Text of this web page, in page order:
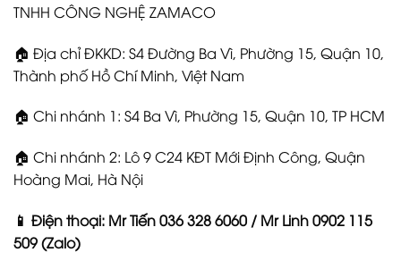
TNHH CÔNG NGHỆ ZAMACO
🏠 Địa chỉ ĐKKD: S4 Đường Ba Vì, Phường 15, Quận 10,
Thành phố Hồ Chí Minh, Việt Nam
🏠 Chi nhánh 1: S4 Ba Vì, Phường 15, Quận 10, TP HCM
🏠 Chi nhánh 2: Lô 9 C24 KĐT Mới Định Công, Quận
Hoàng Mai, Hà Nội
📱 Điện thoại: Mr Tiến 036 328 6060 / Mr Linh 0902 115
509 (Zalo)